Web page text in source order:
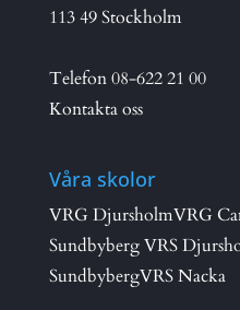
113 49 Stockholm
Telefon08-622 21 00
Kontakta oss
Våra skolor
VRG DjursholmVRG
SundbybergVRS
SundbybergVRS Nacka